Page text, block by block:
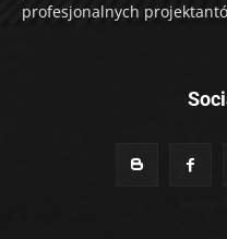
profesjonalnych